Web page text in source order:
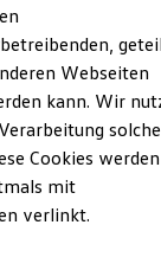
Webseiten
kann. Wir
Cookies
mit
verlinkt.